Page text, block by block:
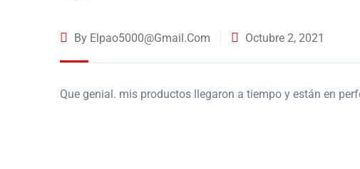
By Elpao5000@gmail.com Octubre 2, 2021
Que genial. mis productos llegaron a tiempo y están en